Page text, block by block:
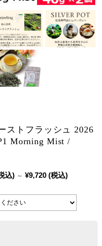
ストフラッシュ 2026
Morning Mist /
込) ～ ¥9,720 (税込)